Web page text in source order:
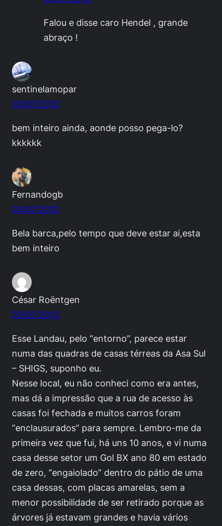
Falou e disse caro Hendel , grande
abraço !
sentinelamopar
03/07/2012
bem inteiro ainda, aonde posso pega-lo?
kkkkkk
Fernandogb
03/07/2012
Bela barca,pelo tempo que deve estar ai,esta
bem inteiro
César Roëntgen
03/07/2012
Esse Landau, pelo “entorno”, parece estar
numa das quadras de casas térreas da Asa Sul
– SHIGS, suponho eu.
Nesse local, eu não conheci como era antes,
mas dá a impressão que a rua de acesso às
casas foi fechada e muitos carros foram
“enclausurados” para sempre. Lembro-me da
primeira vez que fui, há uns 10 anos, e vi numa
casa desse setor um Gol BX ano 80 em estado
de zero, “engaiolado” dentro do pátio de uma
casa dessas, com placas amarelas, sem a
menor possibilidade de ser retirado porque as
árvores já estavam grandes e havia vários